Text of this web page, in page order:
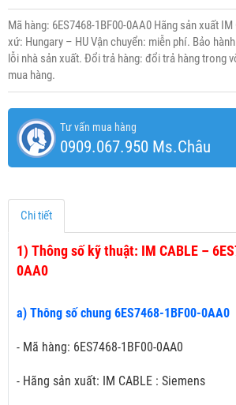
Mã hàng: 6ES7468-1BF00-0AA0 Hãng sản xuất
xứ: Hungary – HU Vận chuyển: miễn phí. Bảo
lỗi nhà sản xuất. Đổi trả hàng: đổi trả hàng trong
mua hàng.
Tư vấn mua hàng
0909.067.950 Ms.Châu
Chi tiết
1) Thông số kỹ thuật: IM CABLE –
0AA0
a) Thông số chung 6ES7468-1BF00-0AA0
- Mã hàng: 6ES7468-1BF00-0AA0
- Hãng sản xuất: IM CABLE : Siemens